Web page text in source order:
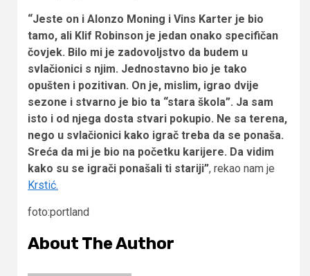
“Jeste on i Alonzo Moning i Vins Karter je bio
tamo, ali Klif Robinson je jedan onako specifičan
čovjek. Bilo mi je zadovoljstvo da budem u
svlačionici s njim. Jednostavno bio je tako
opušten i pozitivan. On je, mislim, igrao dvije
sezone i stvarno je bio ta “stara škola”. Ja sam
isto i od njega dosta stvari pokupio. Ne sa terena,
nego u svlačionici kako igrač treba da se ponaša.
Sreća da mi je bio na početku karijere. Da vidim
kako su se igrači ponašali ti stariji”, rekao nam je
Krstić.
foto:portland
About The Author